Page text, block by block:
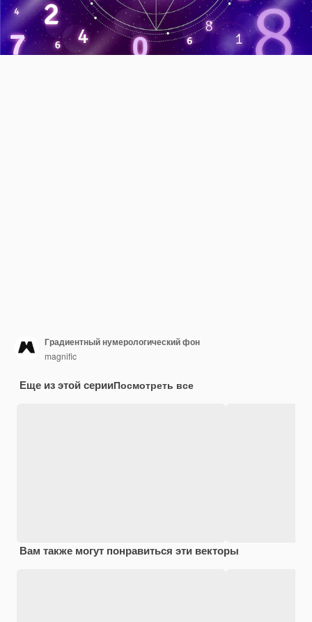
Градиентный нумерологический фон
magnific
Еще из этой серииПосмотреть все
Вам также могут понравиться эти векторы